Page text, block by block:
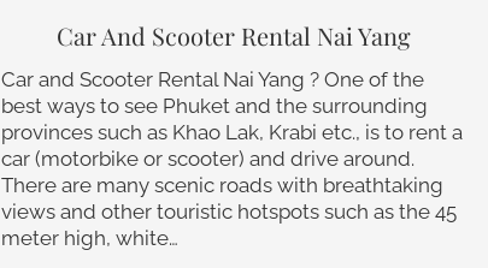
Car And Scooter Rental Nai Yang
Car and Scooter Rental Nai Yang ? One of the
best ways to see Phuket and the surrounding
provinces such as Khao Lak, Krabi etc., is to rent a
car (motorbike or scooter) and drive around.
There are many scenic roads with breathtaking
views and other touristic hotspots such as the 45
meter high, white…